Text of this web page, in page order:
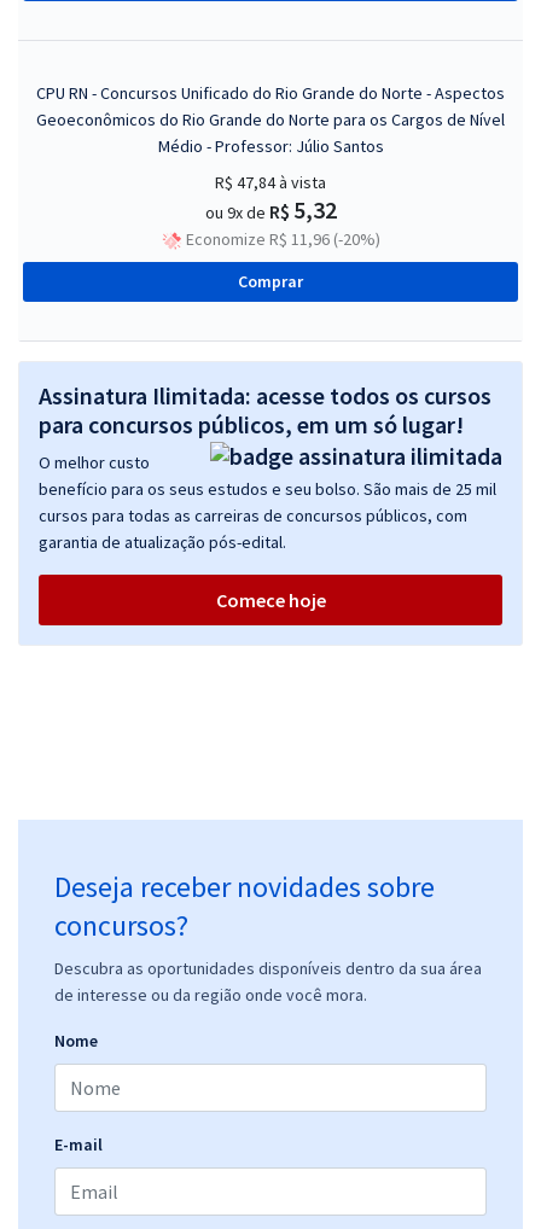
CPU RN - Concursos Unificado do Rio Grande do Norte - Aspectos
Geoeconômicos do Rio Grande do Norte para os Cargos de Nível
Médio - Professor: Júlio Santos
R$ 47,84à vista
ou 9x de R$ 5,32
Economize R$ 11,96 (-20%)
Comprar
Assinatura Ilimitada: acesse todos os cursos
para concursos públicos, em um só lugar!
O melhor custo
benefício para os seus estudos e seu bolso. São mais de 25 mil
cursos para todas as carreiras de concursos públicos, com
garantia de atualização pós-edital.
Comece hoje
Deseja receber novidades sobre
concursos?
Descubra as oportunidades disponíveis dentro da sua área
de interesse ou da região onde você mora.
Nome
E-mail